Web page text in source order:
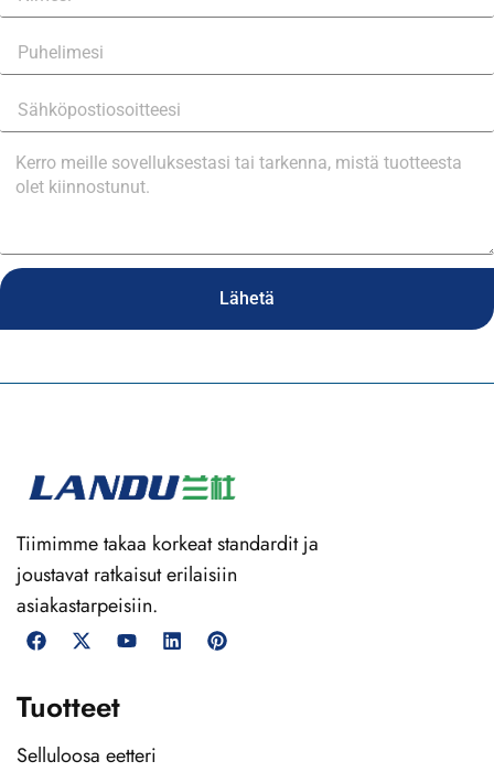
Lähetä
Tiimimme takaa korkeat standardit ja
joustavat ratkaisut erilaisiin
asiakastarpeisiin.
Tuotteet
Selluloosa eetteri